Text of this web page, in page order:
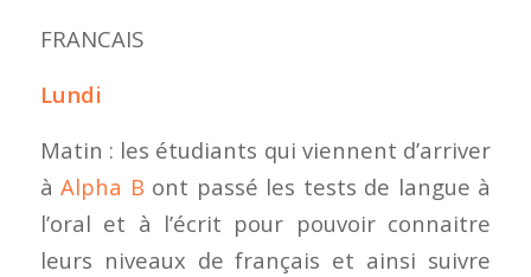
FRANCAIS
Lundi
Matin : les étudiants qui viennent d’arriver
àAlpha B ont passé les tests de langue à
l’oral et à l’écrit pour pouvoir connaitre
leurs niveaux de français et ainsi suivre